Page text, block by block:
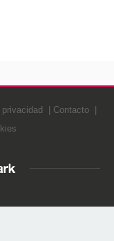
Contacto